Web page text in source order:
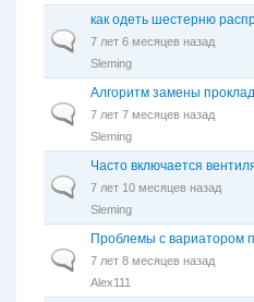
Обычная тема
как одеть шестерню
7 лет 6 месяцев назад
Sleming
Обычная тема
Алгоритм замены
7 лет 7 месяцев назад
Sleming
Обычная тема
Часто включается
7 лет 10 месяцев назад
Sleming
Обычная тема
Проблемы с вариатором
7 лет 8 месяцев назад
Alex111